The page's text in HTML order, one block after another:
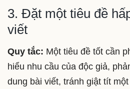
3. Đặt một tiêu đề
viết
Quy tắc: Một tiêu đề tốt cần
hiểu nhu cầu của độc giả,
dung bài viết, tránh giật tít